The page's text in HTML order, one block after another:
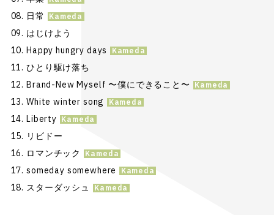
日常
はじけよう
Happy hungry days
ひとり駆け落ち
Brand-New Myself 〜僕にできること〜
White winter song
Liberty
リビドー
ロマンチック
someday somewhere
スターダッシュ